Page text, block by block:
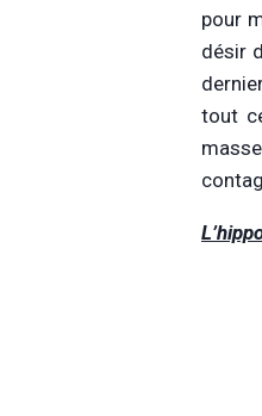
pour
désir
tout